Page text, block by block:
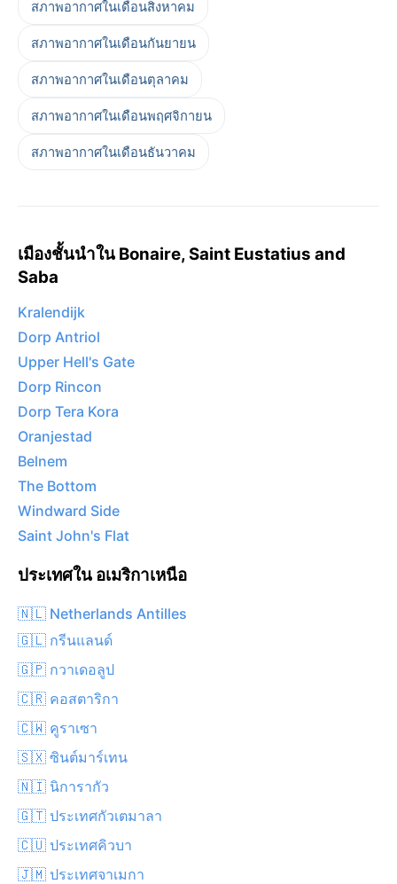
สภาพอากาศในเดือนสิงหาคม
สภาพอากาศในเดือนกันยายน
สภาพอากาศในเดือนตุลาคม
สภาพอากาศในเดือนพฤศจิกายน
สภาพอากาศในเดือนธันวาคม
เมืองชั้นนำใน Bonaire, Saint Eustatius and
Saba
Kralendijk
Dorp Antriol
Upper Hell's Gate
Dorp Rincon
Dorp Tera Kora
Oranjestad
Belnem
The Bottom
Windward Side
Saint John's Flat
ประเทศใน อเมริกาเหนือ
🇳🇱 Netherlands Antilles
🇬🇱 กรีนแลนด์
🇬🇵 กวาเดอลูป
🇨🇷 คอสตาริกา
🇨🇼 คูราเซา
🇸🇽 ซินต์มาร์เทน
🇳🇮 นิการากัว
🇬🇹 ประเทศกัวเตมาลา
🇨🇺 ประเทศคิวบา
🇯🇲 ประเทศจาเมกา